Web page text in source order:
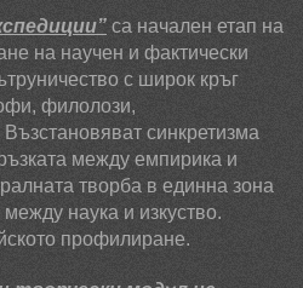
са начален етап на
на научен и фактически
с широк кръг
филолози,
синкретизма
между емпирика и
творба в единна зона
наука и изкуство.
профилиране.